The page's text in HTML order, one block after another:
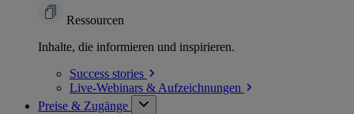
Ressourcen
Inhalte, die informieren und inspirieren.
Success stories
Live-Webinars & Aufzeichnungen
Preise & Zugänge